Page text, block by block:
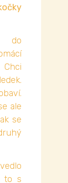
do
ale
se
to s